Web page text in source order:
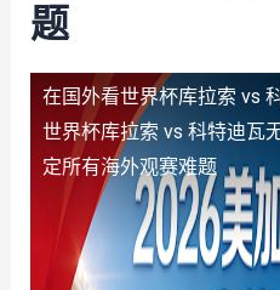
题
在国外看世界杯库拉索 vs
世界杯库拉索 vs 科特迪瓦
定所有海外观赛难题